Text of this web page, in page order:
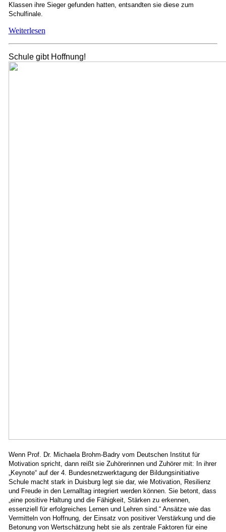
Klassen ihre Sieger gefunden hatten, entsandten sie diese zum
Schulfinale.
Weiterlesen
Schule gibt Hoffnung!
Wenn Prof. Dr. Michaela Brohm-Badry vom Deutschen Institut für
Motivation spricht, dann reißt sie Zuhörerinnen und Zuhörer mit: In ihrer
„Keynote“ auf der 4. Bundesnetzwerktagung der Bildungsinitiative
Schule macht stark in Duisburg legt sie dar, wie Motivation, Resilienz
und Freude in den Lernalltag integriert werden können. Sie betont, dass
„eine positive Haltung und die Fähigkeit, Stärken zu erkennen,
essenziell für erfolgreiches Lernen und Lehren sind.“ Ansätze wie das
Vermitteln von Hoffnung, der Einsatz von positiver Verstärkung und die
Betonung von Wertschätzung hebt sie als zentrale Faktoren für eine